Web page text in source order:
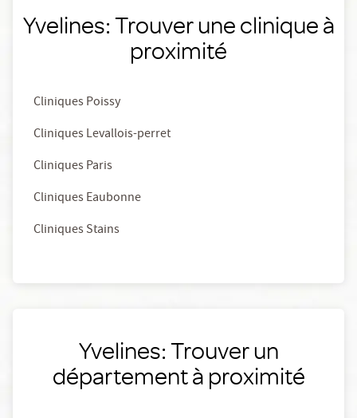
Yvelines: Trouver une clinique à
proximité
Cliniques Poissy
Cliniques Levallois-perret
Cliniques Paris
Cliniques Eaubonne
Cliniques Stains
Yvelines: Trouver un
département à proximité